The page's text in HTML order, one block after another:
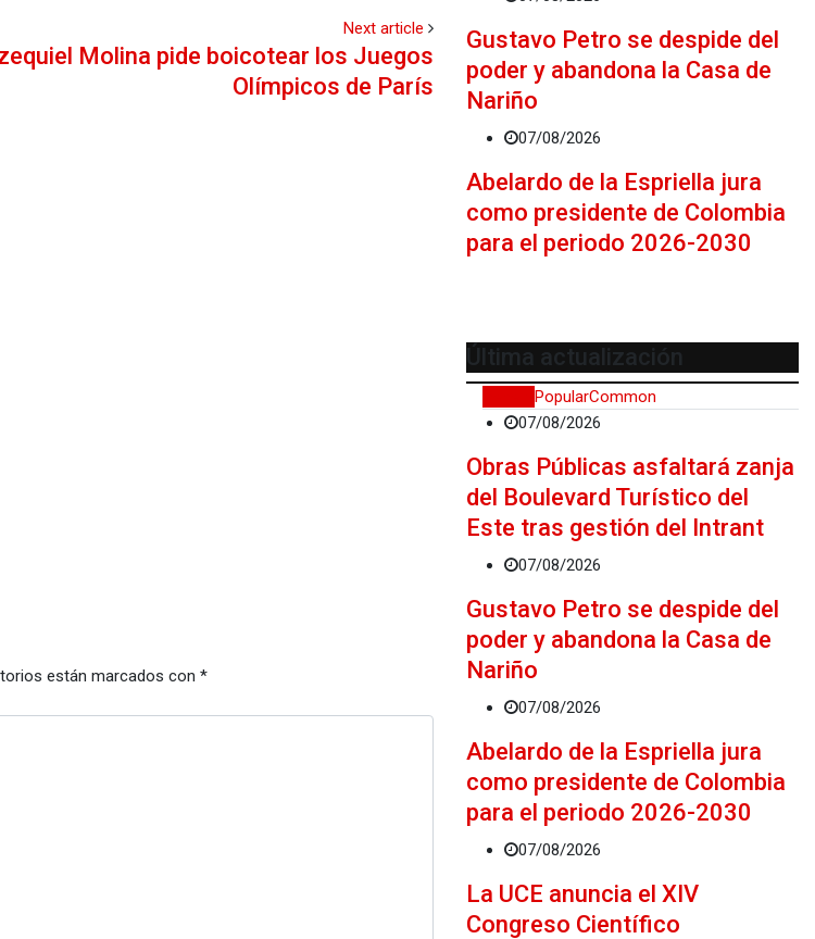
Next article
Molina pide boicotear los Juegos
Olímpicos de París
están marcados con *
Gustavo Petro se despide del
poder y abandona la Casa de
Nariño
07/08/2026
Abelardo de la Espriella jura
como presidente de Colombia
para el periodo 2026-2030
Última actualización
PopularCommon
07/08/2026
Obras Públicas asfaltará zanja
del Boulevard Turístico del
Este tras gestión del Intrant
07/08/2026
Gustavo Petro se despide del
poder y abandona la Casa de
Nariño
07/08/2026
Abelardo de la Espriella jura
como presidente de Colombia
para el periodo 2026-2030
07/08/2026
La UCE anuncia el XIV
Congreso Científico